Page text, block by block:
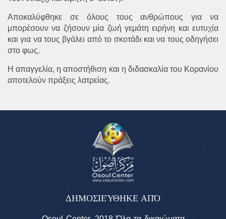
Αποκαλύφθηκε σε όλους τους ανθρώπους για να
μπορέσουν να ζήσουν μία ζωή γεμάτη ειρήνη και ευτυχία
και για να τους βγάλει από το σκοτάδι και να τους οδηγήσει
στο φως.
Η απαγγελία, η αποστήθιση και η διδασκαλία του Κορανίου
αποτελούν πράξεις λατρείας.
ΔΗΜΟΣΙΕΎΘΗΚΕ ΑΠΌ